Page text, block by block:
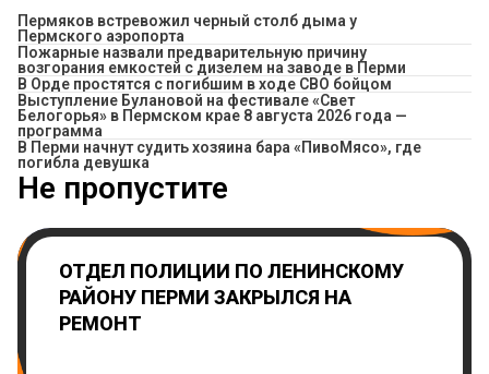
Пермяков встревожил черный столб дыма у
Пермского аэропорта
Пожарные назвали предварительную причину
возгорания емкостей с дизелем на заводе в Перми
В Орде простятся с погибшим в ходе СВО бойцом
Выступление Булановой на фестивале «Свет
Белогорья» в Пермском крае 8 августа 2026 года —
программа
​В Перми начнут судить хозяина бара «ПивоМясо», где
погибла девушка
Не пропустите
ОТДЕЛ ПОЛИЦИИ ПО ЛЕНИНСКОМУ
РАЙОНУ ПЕРМИ ЗАКРЫЛСЯ НА
РЕМОНТ